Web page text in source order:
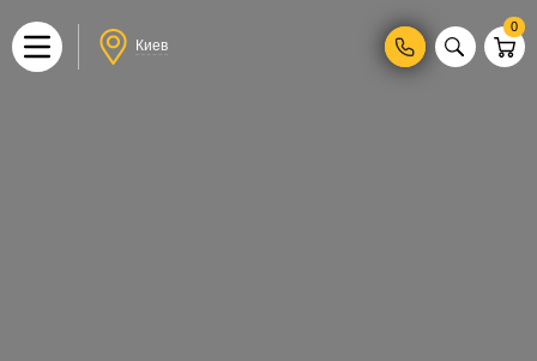
Киев
0